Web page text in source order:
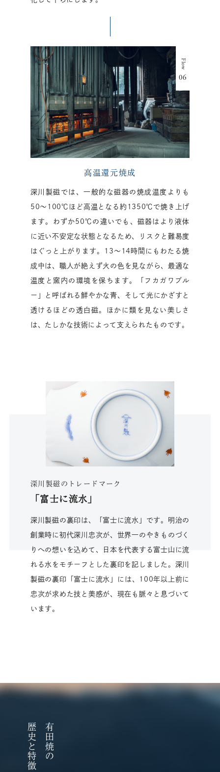
高温還元焼成
深川製磁では、一般的な磁器の焼成温度よりも
50〜100℃ほど高温となる約1350℃で焼き上げ
ます。わずか50℃の違いでも、磁器はより液体
に近い不安定な状態となるため、リスクと難易度
はぐっと上がります。13〜14時間にもわたる焼
成中は、職人が絶えず火の色を見ながら、最適な
温度と窯内の環境を保ちます。「フカガワブル
ー」と呼ばれる鮮やかな青、そして光にかざすと
透けるほどの透白磁。ほかに類を見ない美しさ
は、たしかな技術によって支えられたものです。
深川製磁のトレードマーク
「富士に流水」
深川製磁の裏印は、「富士に流水」です。明治の
創業時に初代深川忠次が、世界一のやきものづく
りへの想いを込めて、日本を代表する富士山に流
れる水をモチーフとした裏印を記しました。深川
製磁の裏印「富士に流水」には、100年以上前に
忠次が求めた技と美感が、現在も脈々と息づいて
います。
有田焼の
歴史と特徴